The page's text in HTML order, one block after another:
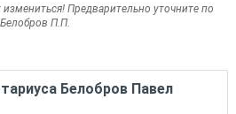
Предварительно уточните по
П.П.
Белобров Павел